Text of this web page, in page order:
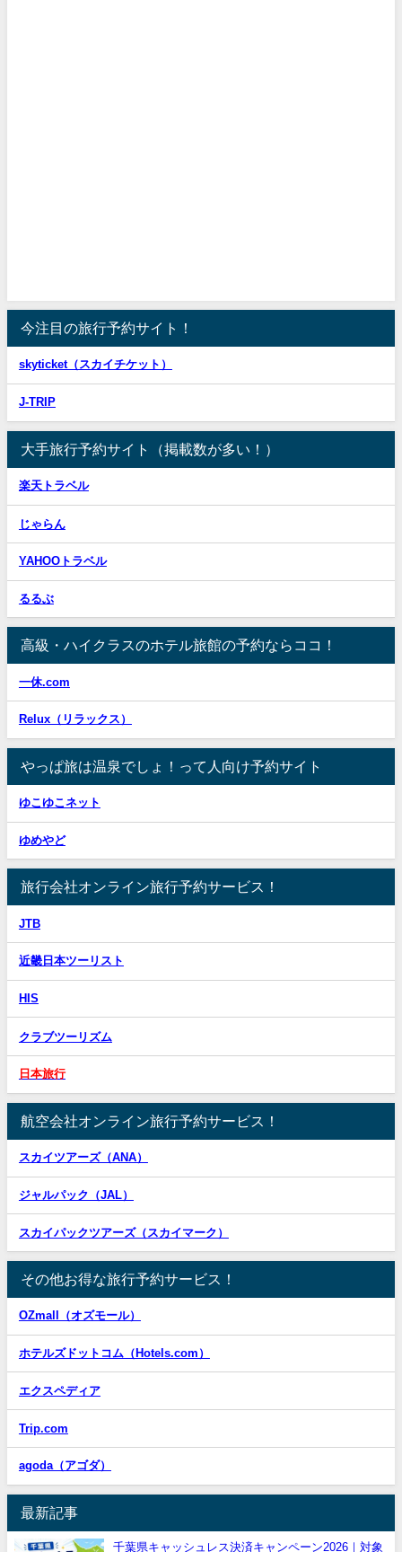
今注目の旅行予約サイト！
skyticket（スカイチケット）
J-TRIP
大手旅行予約サイト（掲載数が多い！）
楽天トラベル
じゃらん
YAHOOトラベル
るるぶ
高級・ハイクラスのホテル旅館の予約ならココ！
一休.com
Relux（リラックス）
やっぱ旅は温泉でしょ！って人向け予約サイト
ゆこゆこネット
ゆめやど
旅行会社オンライン旅行予約サービス！
JTB
近畿日本ツーリスト
HIS
クラブツーリズム
日本旅行
航空会社オンライン旅行予約サービス！
スカイツアーズ（ANA）
ジャルパック（JAL）
スカイパックツアーズ（スカイマーク）
その他お得な旅行予約サービス！
OZmall（オズモール）
ホテルズドットコム（Hotels.com）
エクスペディア
Trip.com
agoda（アゴダ）
最新記事
千葉県キャッシュレス決済キャンペーン2026｜対象